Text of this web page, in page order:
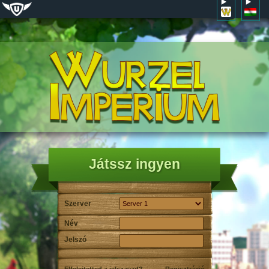
Játssz ingyen
Szerver
Név
Jelszó